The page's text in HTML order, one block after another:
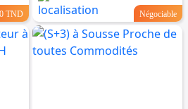
TND Négociable